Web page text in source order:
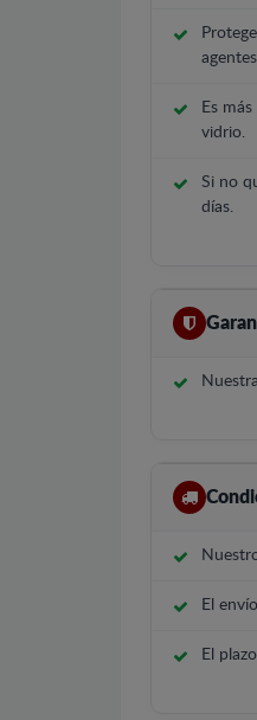
Es
vidrio.
Si no
días.
El
El